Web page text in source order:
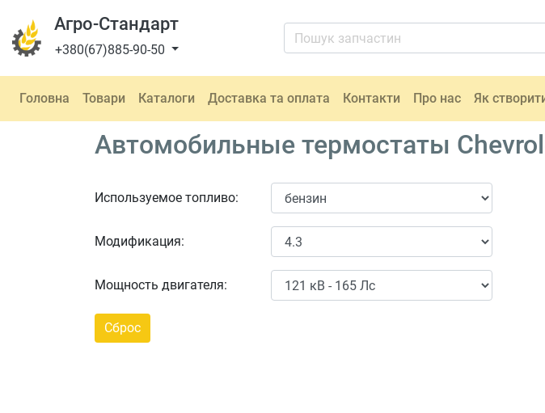
Агро-Стандарт
+380(67)885-90-50
Головна Товари Каталоги Доставка та оплата Контакти Про нас Як
Автомобильные термостаты
Используемое топливо:
Модификация:
Мощность двигателя: